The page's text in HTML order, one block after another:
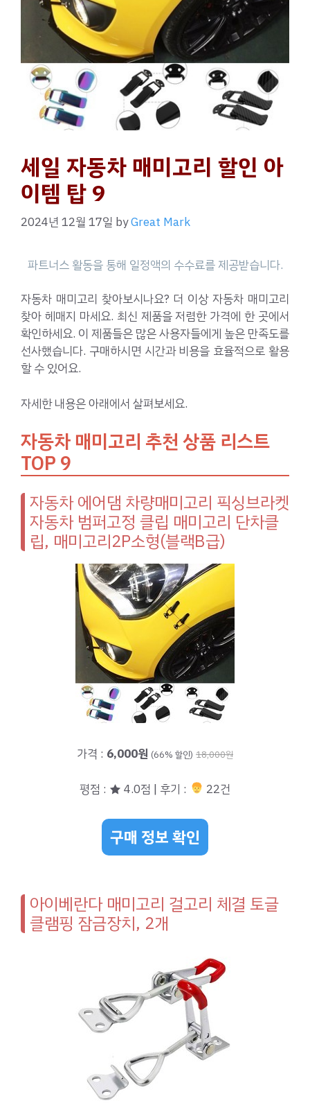
세일 자동차 매미고리 할인 아
이템 탑 9
2024년 12월 17일 byGreat Mark
자동차 매미고리 찾아보시나요? 더 이상 자동차 매미고리
찾아 헤매지 마세요. 최신 제품을 저렴한 가격에 한 곳에서
확인하세요. 이 제품들은 많은 사용자들에게 높은 만족도를
선사했습니다. 구매하시면 시간과 비용을 효율적으로 활용
할 수 있어요.
자세한 내용은 아래에서 살펴보세요.
자동차 매미고리 추천 상품 리스트
TOP 9
자동차 에어댐 차량매미고리 픽싱브라켓
자동차 범퍼고정 클립 매미고리 단차클
립, 매미고리2P소형(블랙B급)
가격 : 6,000원 (66% 할인) 18,000원
평점 : ★ 4.0점 | 후기 : 22건
구매 정보 확인
아이베란다 매미고리 걸고리 체결 토글
클램핑 잠금장치, 2개